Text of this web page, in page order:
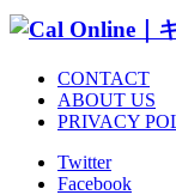
CONTACT
ABOUT US
PRIVACY
Twitter
Facebook